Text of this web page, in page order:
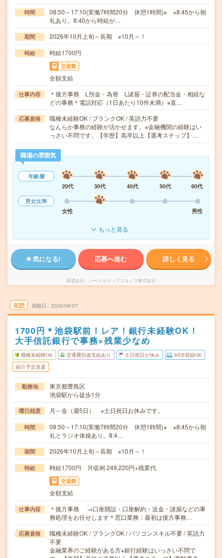
時間
08:50～17:10(実働7時間20分 休憩1時間)※ ※8:45から朝
礼あり。8:40から時給が…
期間 2026年10月上旬～長期 ※10月～！
時給 時給1700円
交通費
全額支給
仕事内容
＊後方事務 L預金・為替 L諸届・証券の配当金・相続な
どの事務＊電話対応（1日あたり10件未満）※直…
応募資格
職種未経験OK / ブランクOK / 英語力不要
なんらか事務の経験が活かせます。※金融機関の経験はい
っさい不問です。【学歴】高卒以上【選考ステップ】…
職場の雰囲気
年齢層
20代
30代 40代 50代
60代
男女比率
女性
男性
もっと見る
気になる! 応募へ進む 詳しく見る
派遣会社 パーソルテンプスタッフ株式会社
未読 掲載日 2026/08/07
1700円＊池袋駅前！レア！銀行未経験OK！
大手信託銀行で事務×残業少なめ
職種未経験OK 交通費別途支給あり 土日祝日が休み WEB登録OK
紹介予定派遣
勤務地
東京都豊島区
池袋駅から徒歩1分
曜日頻度 月～金（週5日） ※土日祝日お休みです。
時間
08:50～17:10(実働7時間20分 休憩1時間)※ ※8:45から朝
礼とラジオ体操あり。8:4…
期間 2026年10月上旬～長期 ※10月～！
時給 時給1700円 月収例 249,220円+残業代
交通費
全額支給
仕事内容
＊後方事務 →口座開設・口座解約・送金・諸届などの事
務処理をお任せします＊窓口業務：最初は後方事務…
応募資格
職種未経験OK / ブランクOK / パソコンスキル不要 / 英語力
不要
金融業界のご経験がある方※銀行経験はいっさい不問で